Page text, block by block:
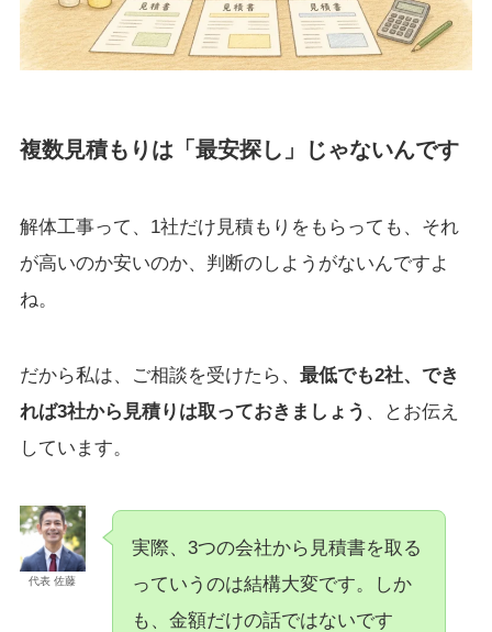
複数見積もりは「最安探し」じゃないんです
解体工事って、1社だけ見積もりをもらっても、それ
が高いのか安いのか、判断のしようがないんですよ
ね。
だから私は、ご相談を受けたら、 最低でも2社、でき
れば3社から見積りは取っておきましょう 、とお伝え
しています。
代表 佐藤
実際、3つの会社から見積書を取る
っていうのは結構大変です。しか
も、金額だけの話ではないです